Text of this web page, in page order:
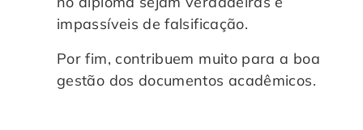
impassíveis de falsificação.
Por fim, contribuem muito para a boa
gestão dos documentos acadêmicos.